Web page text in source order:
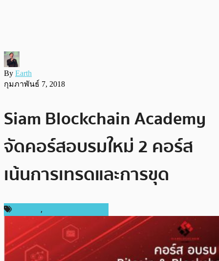
By Earth
กุมภาพันธ์ 7, 2018
Siam Blockchain Academy
จัดคอร์สอบรมใหม่ 2 คอร์ส
เน้นการเทรดและการขุด
,